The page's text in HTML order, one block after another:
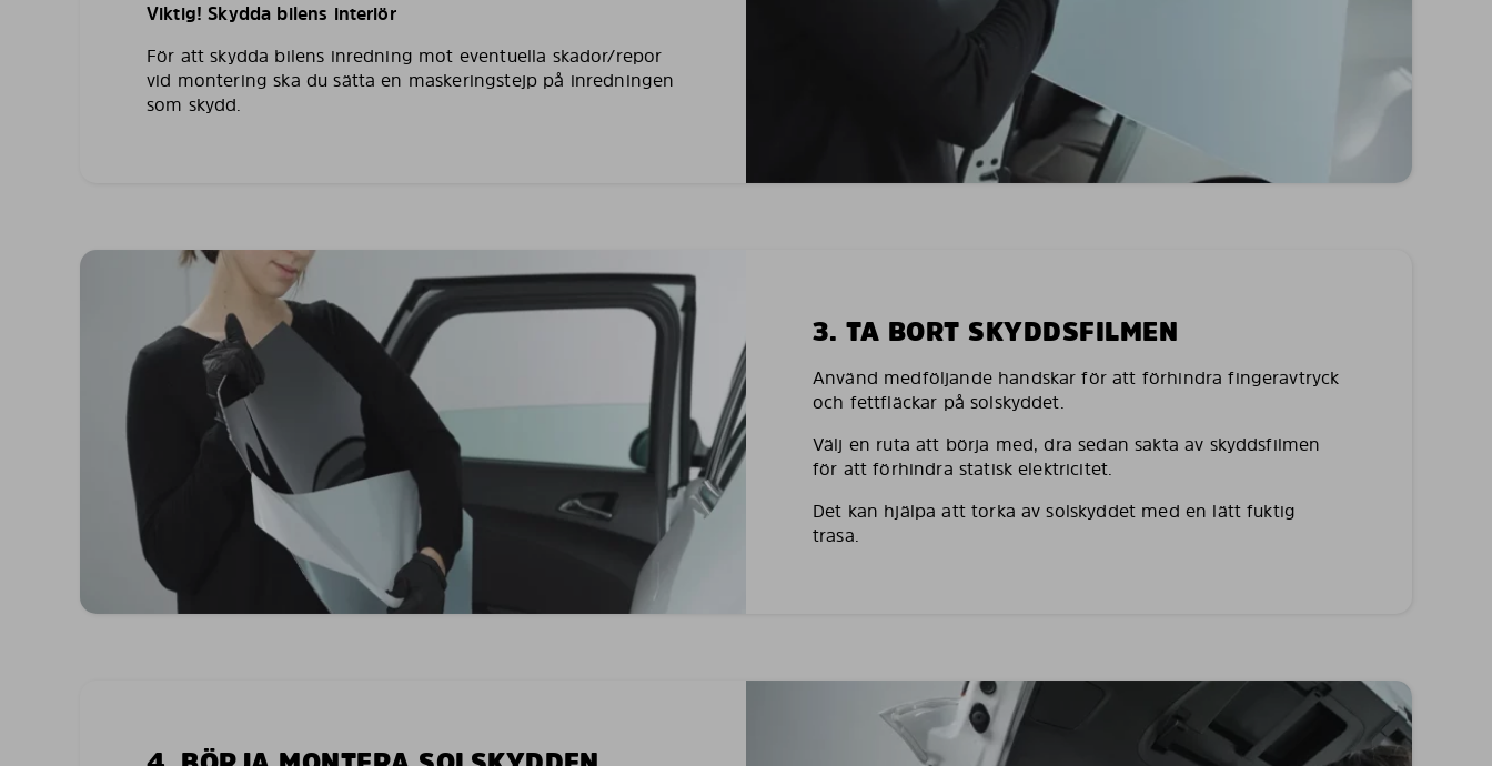
Viktig! Skydda bilens interiör
För att skydda bilens inredning mot eventuella skador/repor
vid montering ska du sätta en maskeringstejp på inredningen
som skydd.
3. TA BORT SKYDDSFILMEN
Använd medföljande handskar för att förhindra fingeravtryck
och fettfläckar på solskyddet.
Välj en ruta att börja med, dra sedan sakta av skyddsfilmen
för att förhindra statisk elektricitet.
Det kan hjälpa att torka av solskyddet med en lätt fuktig
trasa.